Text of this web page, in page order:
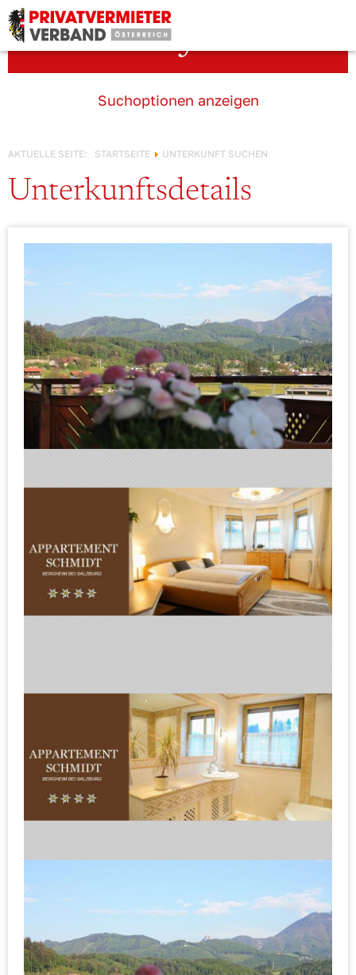
Unterkunft suchen
Suchoptionen anzeigen
AKTUELLE SEITE: STARTSEITE UNTERKUNFT SUCHEN
Unterkunftsdetails